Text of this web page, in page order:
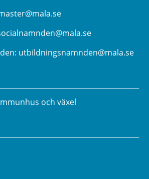
utbildningsnamnden@mala.se
och växel